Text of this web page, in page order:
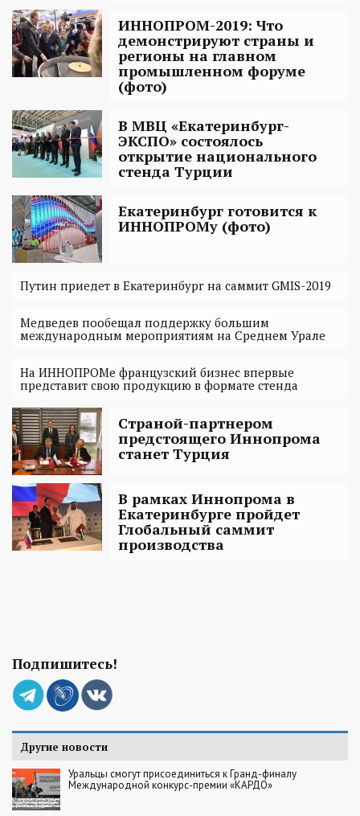
ИННОПРОМ-2019: Что
демонстрируют страны и
регионы на главном
промышленном форуме
(фото)
В МВЦ «Екатеринбург-
ЭКСПО» состоялось
открытие национального
стенда Турции
Екатеринбург готовится к
ИННОПРОМу (фото)
Путин приедет в Екатеринбург на саммит GMIS-2019
Медведев пообещал поддержку большим
международным мероприятиям на Среднем Урале
На ИННОПРОМе французский бизнес впервые
представит свою продукцию в формате стенда
Страной-партнером
предстоящего Иннопрома
станет Турция
В рамках Иннопрома в
Екатеринбурге пройдет
Глобальный саммит
производства
Подпишитесь!
Другие новости
Уральцы смогут присоединиться к Гранд-финалу
Международной конкурс-премии «КАРДО»